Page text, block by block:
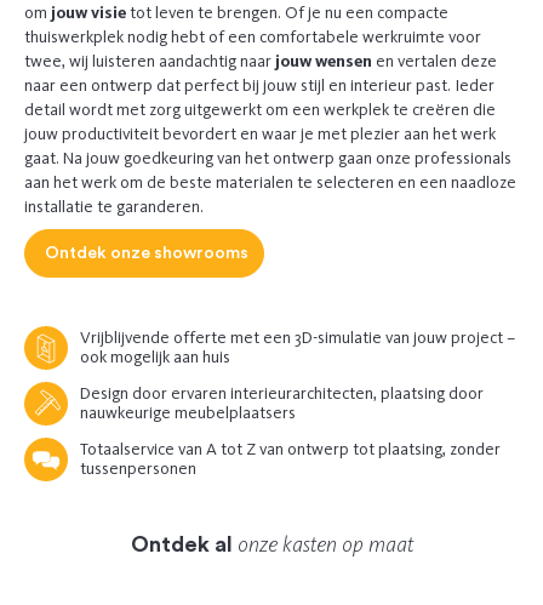
om jouw visietot leven te brengen. Of je nu een compacte
thuiswerkplek nodig hebt of een comfortabele werkruimte voor
twee, wij luisteren aandachtig naar jouw wensen en vertalen deze
naar een ontwerp dat perfect bij jouw stijl en interieur past. Ieder
detail wordt met zorg uitgewerkt om een werkplek te creëren die
jouw productiviteit bevordert en waar je met plezier aan het werk
gaat. Na jouw goedkeuring van het ontwerp gaan onze professionals
aan het werk om de beste materialen te selecteren en een naadloze
installatie te garanderen.
Ontdek onze showrooms
Vrijblijvende offerte met een 3D-simulatie van jouw project –
ook mogelijk aan huis
Design door ervaren interieurarchitecten, plaatsing door
nauwkeurige meubelplaatsers
Totaalservice van A tot Z van ontwerp tot plaatsing, zonder
tussenpersonen
Ontdek al onze kasten op maat